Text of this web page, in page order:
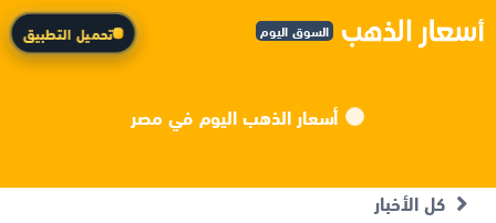
السوق اليوم تحميل التطبيق
أسعار الذهب اليوم في مصر
كل الأخبار